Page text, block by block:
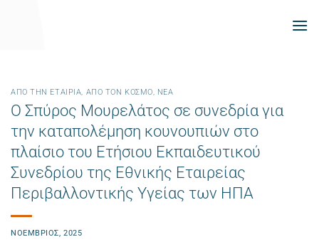
ΑΠΌ ΤΗΝ ΕΤΑΙΡΊΑ, ΑΠΌ ΤΟΝ ΚΌΣΜΟ, ΝΕΑ
Ο Σπύρος Μουρελάτος σε συνεδρία για
την καταπολέμηση κουνουπιών στο
πλαίσιο του Ετήσιου Εκπαιδευτικού
Συνεδρίου της Εθνικής Εταιρείας
Περιβαλλοντικής Υγείας των ΗΠΑ
ΝΟΈΜΒΡΙΟΣ, 2025